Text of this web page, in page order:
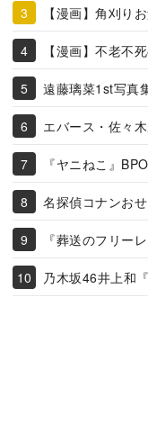
【漫画】角刈り
【漫画】不老不
遠藤璃菜1st写真
エバース・佐々
『ヤニねこ』
名探偵コナンお
『葬送のフリー
乃木坂46井上和